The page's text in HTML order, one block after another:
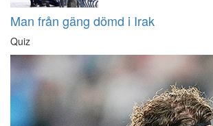
Man från gäng dömd i Irak
Quiz